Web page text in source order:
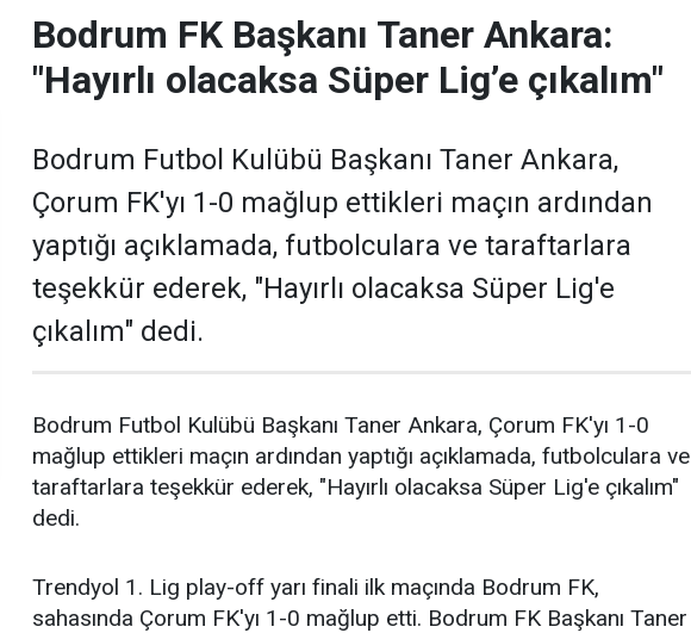
Bodrum FK Başkanı Taner Ankara:
"Hayırlı olacaksa Süper Lig’e çıkalım"
Bodrum Futbol Kulübü Başkanı Taner Ankara,
Çorum FK'yı 1-0 mağlup ettikleri maçın ardından
yaptığı açıklamada, futbolculara ve taraftarlara
teşekkür ederek, "Hayırlı olacaksa Süper Lig'e
çıkalım" dedi.
Bodrum Futbol Kulübü Başkanı Taner Ankara, Çorum FK'yı 1-0
mağlup ettikleri maçın ardından yaptığı açıklamada, futbolculara ve
taraftarlara teşekkür ederek, "Hayırlı olacaksa Süper Lig'e çıkalım"
dedi.
Trendyol 1. Lig play-off yarı finali ilk maçında Bodrum FK,
sahasında Çorum FK'yı 1-0 mağlup etti. Bodrum FK Başkanı Taner